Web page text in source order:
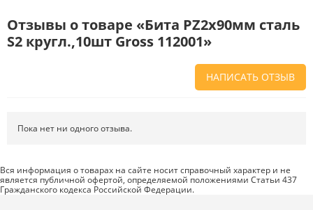
Отзывы о товаре «Бита PZ2х90мм сталь
S2 кругл.,10шт Gross 112001»
НАПИСАТЬ ОТЗЫВ
не ошиблись в своем выборе.
Доставка. Как был упакован товар? Доставили ли его вам в
оговоренный срок?
Пока нет ни одного отзыва.
Вся информация о товарах на сайте носит справочный характер и не
является публичной офертой, определяемой положениями Статьи 437
Гражданского кодекса Российской Федерации.